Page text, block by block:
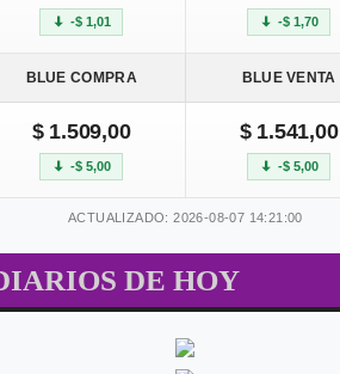
-$ 1,01 -$ 1,70
BLUE COMPRA BLUE VENTA
$ 1.509,00
-$ 5,00
$ 1.541,00
-$ 5,00
ACTUALIZADO: 2026-08-07 14:21:00
DE HOY